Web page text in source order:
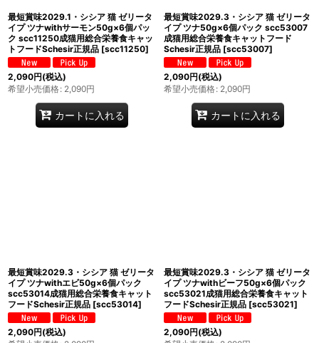
最短賞味2029.1・シシア 猫 ゼリータ
イプ ツナwithサーモン50g×6個パッ
ク scc11250成猫用総合栄養食キャッ
トフードSchesir正規品 [scc11250]
2,090円(税込)
希望小売価格: 2,090円
カートに入れる
最短賞味2029.3・シシア 猫 ゼリータ
イプ ツナ50g×6個パック scc53007
成猫用総合栄養食キャットフード
Schesir正規品 [scc53007]
2,090円(税込)
希望小売価格: 2,090円
カートに入れる
最短賞味2029.3・シシア 猫 ゼリータ
イプ ツナwithエビ50g×6個パック
scc53014成猫用総合栄養食キャット
フードSchesir正規品 [scc53014]
2,090円(税込)
最短賞味2029.3・シシア 猫 ゼリータ
イプ ツナwithビーフ50g×6個パック
scc53021成猫用総合栄養食キャット
フードSchesir正規品 [scc53021]
2,090円(税込)